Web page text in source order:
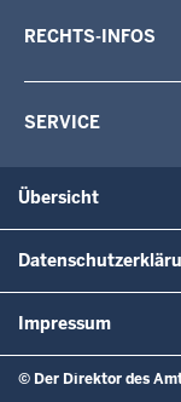
RECHTS-INFOS
SERVICE
Übersicht
Impressum
© Der Direktor des